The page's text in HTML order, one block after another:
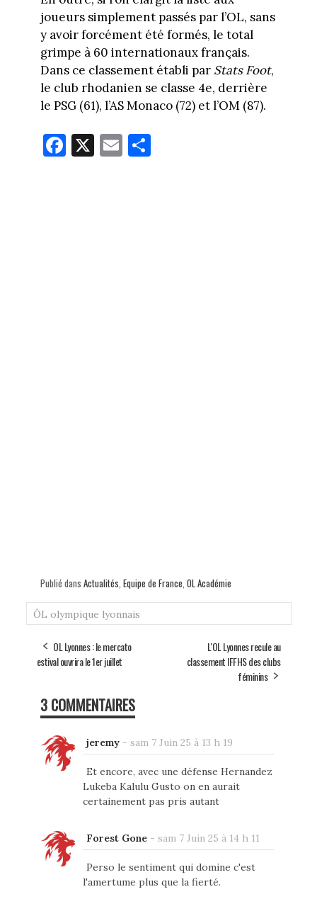
joueurs simplement passés par l’OL, sans
y avoir forcément été formés, le total
grimpe à 60 internationaux français.
Dans ce classement établi par Stats Foot,
le club rhodanien se classe 4e, derrière
le PSG (61), l’AS Monaco (72) et l’OM (87).
Fa
ce
X E
m
Pa
rt
Publié dans Actualités Equipe de France OL Académie
ÔL olympique lyonnais
OL Lyonnes : le mercato
estival ouvrira le 1er juillet
L'OL Lyonnes recule au
classement IFFHS des clubs
féminins
3 COMMENTAIRES
jeremy- sam 7 Juin 25 à 13 h 19
Et encore, avec une défense Hernandez
Lukeba Kalulu Gusto on en aurait
certainement pas pris autant
Forest Gone- sam 7 Juin 25 à 14 h 11
Perso le sentiment qui domine c'est
l'amertume plus que la fierté.